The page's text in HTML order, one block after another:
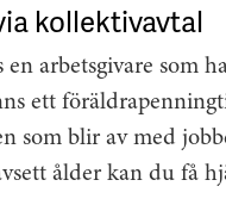
kollektivavtal
arbetsgivare som
ett
som blir av med
ålder kan du få